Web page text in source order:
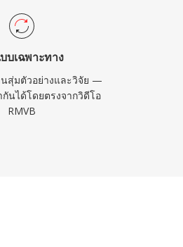
บเฉพาะทาง
นสุ่มตัวอย่างและวิจัย —
กันได้โดยตรงจากวิดีโอ
RMVB